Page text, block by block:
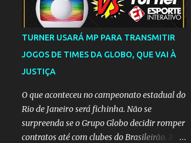
TURNER USARÁ MP PARA TRANSMITIR
JOGOS DE TIMES DA GLOBO, QUE VAI À
JUSTIÇA
O que aconteceu no campeonato estadual do
Rio de Janeiro será fichinha. Não se
surpreenda se o Grupo Globo decidir romper
contratos até com clubes do Brasileirão. Mas